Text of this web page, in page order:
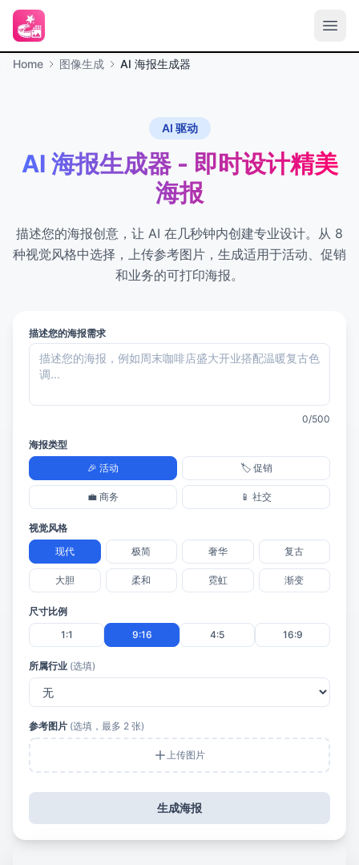
Home 图像生成 AI 海报生成器
AI 驱动
AI 海报生成器 - 即时设计精美
海报
描述您的海报创意，让 AI 在几秒钟内创建专业设计。从 8
种视觉风格中选择，上传参考图片，生成适用于活动、促销
和业务的可打印海报。
描述您的海报需求
0/500
海报类型
🎉 活动
🏷️ 促销
💼 商务 📱 社交
视觉风格
现代
极简 奢华 复古
大胆 柔和 霓虹 渐变
尺寸比例
1:1
9:16 4:5 16:9
所属行业 (选填)
参考图片 (选填，最多 2 张)
上传图片
生成海报